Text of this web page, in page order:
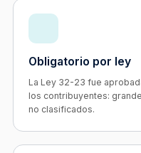
Obligatorio por ley
La Ley 32-23 fue
los contribuyentes:
no clasificados.